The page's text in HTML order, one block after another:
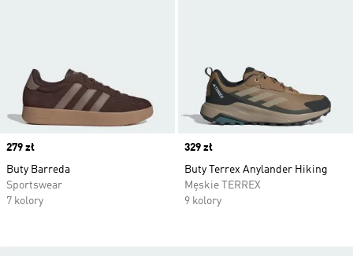
Price
279 zł
Buty Barreda
Sportswear
7 kolory
Price
329 zł
Buty Terrex Anylander Hiking
Męskie TERREX
9 kolory